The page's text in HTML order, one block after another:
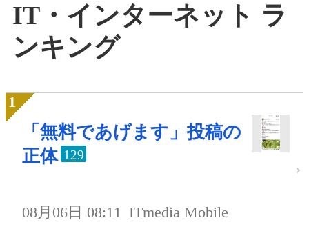
IT・インターネット ラ
ンキング
「無料であげます」投稿の
正体 129
08月06日 08:11 ITmedia Mobile